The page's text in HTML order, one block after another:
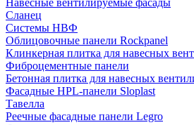
Навесные вентилируемые фасады
Сланец
Системы НВФ
Облицовочные панели Rockpanel
Клинкерная плитка для навесных
Фиброцементные панели
Бетонная плитка для навесных
Фасадные HPL-панели Sloplast
Тавелла
Реечные фасадные панели Legro